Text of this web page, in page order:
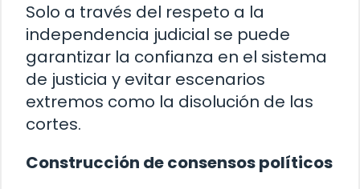
Solo a través del respeto a la
independencia judicial se puede
garantizar la confianza en el sistema
de justicia y evitar escenarios
extremos como la disolución de las
cortes.
Construcción de consensos políticos